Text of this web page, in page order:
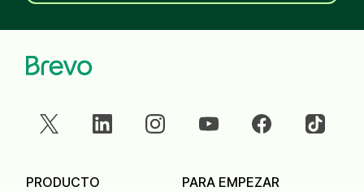
PRODUCTO PARA EMPEZAR